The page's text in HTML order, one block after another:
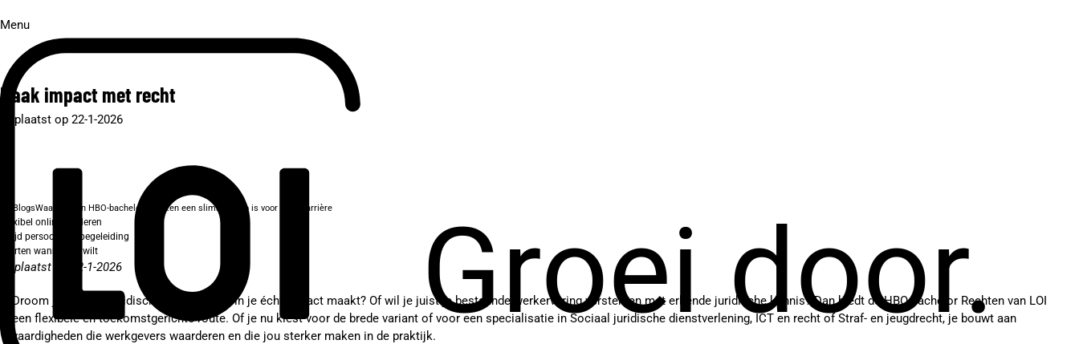
Menu
Groei door.
Maak impact met recht
Geplaatst op 22-1-2026
BlogsWaarom een HBO-bachelor Rechten een slimme stap is voor jouw carrière
Flexibel online studeren
Altijd persoonlijke begeleiding
Starten wanneer je wilt
Geplaatst op 22-1-2026
Droom je van een juridische carrière waarin je écht impact maakt? Of wil je juist je bestaande werkervaring versterken met erkende juridische kennis? Dan biedt de HBO-bachelor Rechten van LOI
een flexibele en toekomstgerichte route. Of je nu kiest voor de brede variant of voor een specialisatie in Sociaal juridische dienstverlening, ICT en recht of Straf- en jeugdrecht, je bouwt aan
vaardigheden die werkgevers waarderen en die jou sterker maken in de praktijk.